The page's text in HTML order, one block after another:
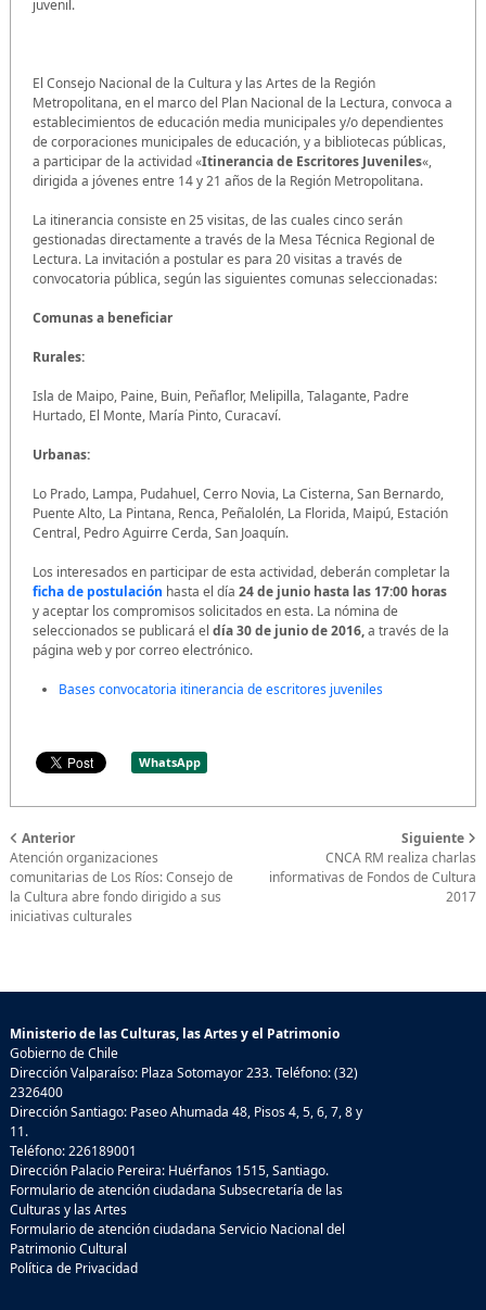
juvenil.
El Consejo Nacional de la Cultura y las Artes de la Región
Metropolitana, en el marco del Plan Nacional de la Lectura, convoca a
establecimientos de educación media municipales y/o dependientes
de corporaciones municipales de educación, y a bibliotecas públicas,
a participar de la actividad «Itinerancia de Escritores Juveniles«,
dirigida a jóvenes entre 14 y 21 años de la Región Metropolitana.
La itinerancia consiste en 25 visitas, de las cuales cinco serán
gestionadas directamente a través de la Mesa Técnica Regional de
Lectura. La invitación a postular es para 20 visitas a través de
convocatoria pública, según las siguientes comunas seleccionadas:
Comunas a beneficiar
Rurales:
Isla de Maipo, Paine, Buin, Peñaflor, Melipilla, Talagante, Padre
Hurtado, El Monte, María Pinto, Curacaví.
Urbanas:
Lo Prado, Lampa, Pudahuel, Cerro Novia, La Cisterna, San Bernardo,
Puente Alto, La Pintana, Renca, Peñalolén, La Florida, Maipú, Estación
Central, Pedro Aguirre Cerda, San Joaquín.
Los interesados en participar de esta actividad, deberán completar la
ficha de postulación hasta el día 24 de junio hasta las 17:00 horas
y aceptar los compromisos solicitados en esta. La nómina de
seleccionados se publicará el día 30 de junio de 2016,a través de la
página web y por correo electrónico.
Bases convocatoria itinerancia de escritores juveniles
WhatsApp
Anterior
Atención organizaciones
comunitarias de Los Ríos: Consejo de
la Cultura abre fondo dirigido a sus
iniciativas culturales
Siguiente
CNCA RM realiza charlas
informativas de Fondos de Cultura
2017
Ministerio de las Culturas, las Artes y el Patrimonio
Gobierno de Chile
Dirección Valparaíso: Plaza Sotomayor 233. Teléfono: (32)
2326400
Dirección Santiago: Paseo Ahumada 48, Pisos 4, 5, 6, 7, 8 y
11.
Teléfono: 226189001
Dirección Palacio Pereira: Huérfanos 1515, Santiago.
Formulario de atención ciudadana Subsecretaría de las
Culturas y las Artes
Formulario de atención ciudadana Servicio Nacional del
Patrimonio Cultural
Política de Privacidad